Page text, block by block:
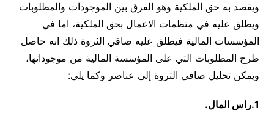
ويقصد به حق الملكية وهو الفرق بين الموجودات والمطلوبات
ويطلق عليه في منظمات الاعمال بحق الملكية، اما في
المؤسسات المالية فيطلق عليه صافي الثروة ذلك انه حاصل
طرح المطلوبات التي على المؤسسة المالية من موجوداتها،
ويمكن تحليل صافي الثروة إلى عناصر وكما يلي:
1.راس المال.